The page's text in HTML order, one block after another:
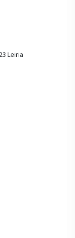
Leiria